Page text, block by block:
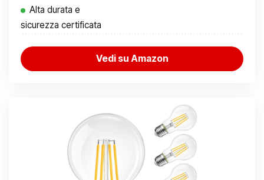
Alta durata e
sicurezza certificata
Vedi su Amazon